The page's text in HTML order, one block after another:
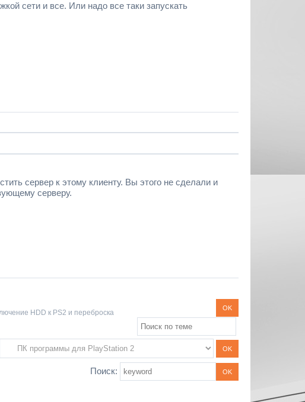
сети и все. Или надо все таки запускать
сервер к этому клиенту. Вы этого не сделали и
серверу.
HDD к PS2 и переброска
Поиск: